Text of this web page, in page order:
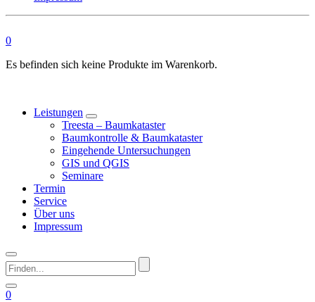
0
Es befinden sich keine Produkte im Warenkorb.
Leistungen
Treesta – Baumkataster
Baumkontrolle & Baumkataster
Eingehende Untersuchungen
GIS und QGIS
Seminare
Termin
Service
Über uns
Impressum
Finden...
0